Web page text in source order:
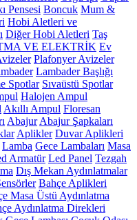
Pensesi Boncuk Mum &
Hobi Aletleri ve
Diğer Hobi Aletleri Taş
VE ELEKTRİK Ev
Plafonyer Avizeler
Lambader Başlığı
Spotlar Sıvaüstü Spotlar
Halojen Ampul
Akıllı Ampul Floresan
Abajur Abajur Şapkaları
Aplikler Duvar Aplikleri
Lamba Gece Lambaları Masa
Armatür Led Panel Tezgah
Dış Mekan Aydınlatmalar
Bahçe Aplikleri
Masa Üstü Aydınlatma
Aydınlatma Direkleri